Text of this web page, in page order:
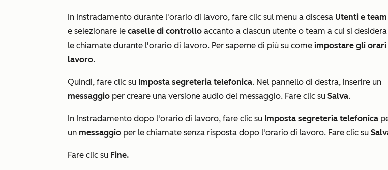
In Instradamento durante l'orario di lavoro, fare clic sul menu a discesa Utenti e
e selezionare le caselle di controllo accanto a ciascun utente o team a cui si
le chiamate durante l'orario di lavoro. Per saperne di più su come impostare gli orari
lavoro.
Quindi, fare clic su Imposta segreteria telefonica. Nel pannello di destra, inserire un
messaggio per creare una versione audio del messaggio. Fare clic su Salva.
In Instradamento dopo l'orario di lavoro, fare clic su Imposta segreteria telefonica
un messaggio per le chiamate senza risposta dopo l'orario di lavoro. Fare clic su
Fare clic su Fine.